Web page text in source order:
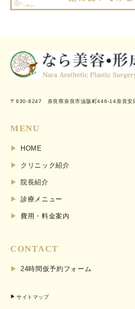
〒630-8247 奈良県奈良市油阪町446-14奈良安
MENU
HOME
クリニック紹介
院長紹介
診療メニュー
費用・料金案内
CONTACT
24時間仮予約フォーム
サイトマップ